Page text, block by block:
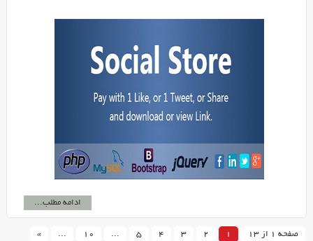
ادامه مطلب...
صفحه 1 از 13 1
2
3
4
5
...
10
...
»